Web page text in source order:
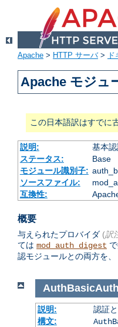
Apache > HTTP サーバ>
Apache モジュ
この日本語訳はすでに
説明:
基本
ステータス:
Base
モジュール識別子:
ソースファイル:
互換性:
概要
与えられたプロバイダ (訳
ては mod_auth_digest
認モジュールとの両方を
説明:
認証
構文: